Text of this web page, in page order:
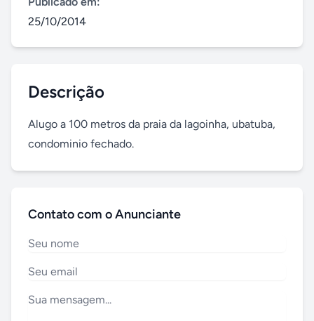
25/10/2014
Descrição
Alugo a 100 metros da praia da lagoinha, ubatuba,
condominio fechado.
Contato com o Anunciante